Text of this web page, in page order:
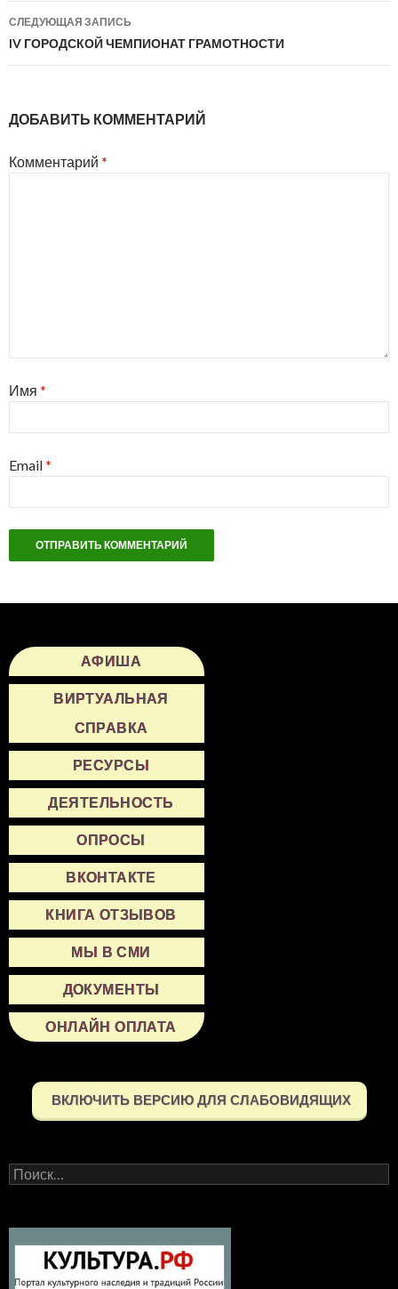
записям
СЛЕДУЮЩАЯ ЗАПИСЬ
IV ГОРОДСКОЙ ЧЕМПИОНАТ ГРАМОТНОСТИ
ДОБАВИТЬ КОММЕНТАРИЙ
Комментарий *
Имя *
Email*
АФИША
ВИРТУАЛЬНАЯ
СПРАВКА
РЕСУРСЫ
ДЕЯТЕЛЬНОСТЬ
ОПРОСЫ
ВКОНТАКТЕ
КНИГА ОТЗЫВОВ
МЫ В СМИ
ДОКУМЕНТЫ
ОНЛАЙН ОПЛАТА
ВКЛЮЧИТЬ ВЕРСИЮ ДЛЯ СЛАБОВИДЯЩИХ
Найти: